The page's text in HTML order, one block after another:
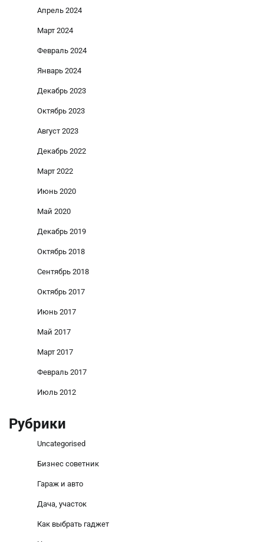
Апрель 2024
Март 2024
Февраль 2024
Январь 2024
Декабрь 2023
Октябрь 2023
Август 2023
Декабрь 2022
Март 2022
Июнь 2020
Май 2020
Декабрь 2019
Октябрь 2018
Сентябрь 2018
Октябрь 2017
Июнь 2017
Май 2017
Март 2017
Февраль 2017
Июль 2012
Рубрики
Uncategorised
Бизнес советник
Гараж и авто
Дача, участок
Как выбрать гаджет